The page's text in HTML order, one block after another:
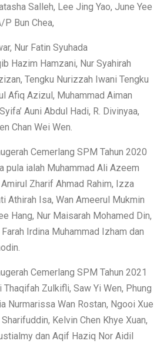
Salleh, Lee Jing Yao, June Yee
P Bun Chea,
Nur Fatin Syuhada
Hazim Hamzani, Nur Syahirah
Tengku Nurizzah Iwani Tengku
Afiq Azizul, Muhammad Aiman
Auni Abdul Hadi, R. Divinyaa,
Chan Wei Wen.
Cemerlang SPM Tahun 2020
pula ialah Muhammad Ali Azeem
Zharif Ahmad Rahim, Izza
Athirah Isa, Wan Ameerul Mukmin
Hang, Nur Maisarah Mohamed Din,
Irdina Muhammad Izham dan
Cemerlang SPM Tahun 2021
Zulkifli, Saw Yi Wen, Phung
Nurmarissa Wan Rostan, Ngooi Xue
Kelvin Chen Khye Xuan,
dan Aqif Haziq Nor Aidil